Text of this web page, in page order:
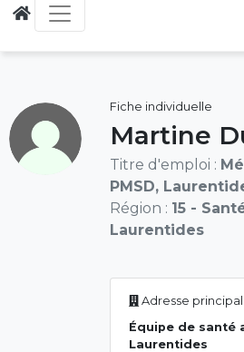
Fiche individuelle
Martine
Titre d'emploi :
PMSD,
Région : 15 -
Laurentides
Adresse
Équipe de santé
Laurentides